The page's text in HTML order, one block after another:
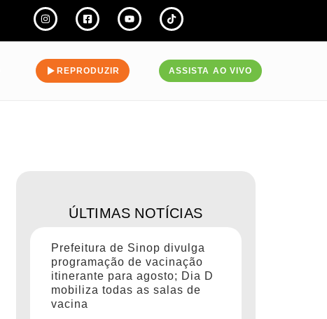
REPRODUZIR ASSISTA AO VIVO
ÚLTIMAS NOTÍCIAS
Prefeitura de Sinop divulga
programação de vacinação
itinerante para agosto; Dia D
mobiliza todas as salas de
vacina